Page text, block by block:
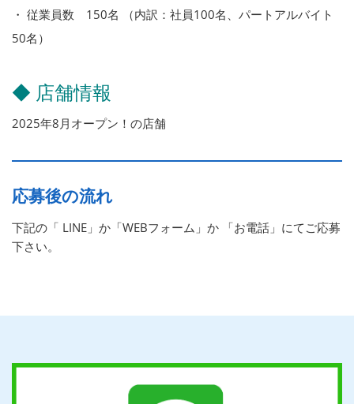
・ 従業員数 150名 （内訳：社員100名、パートアルバイト
50名）
◆ 店舗情報
2025年8月オープン！の店舗
応募後の流れ
下記の「 LINE」か「WEBフォーム」か 「お電話」にてご応募
下さい。